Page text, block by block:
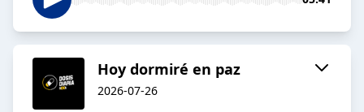
Hoy dormiré en paz
2026-07-26